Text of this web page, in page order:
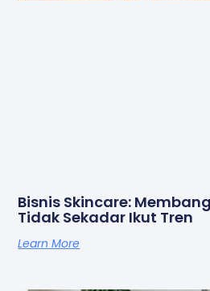
Bisnis Skincare:
Tidak Sekadar Ikut Tren
Learn More